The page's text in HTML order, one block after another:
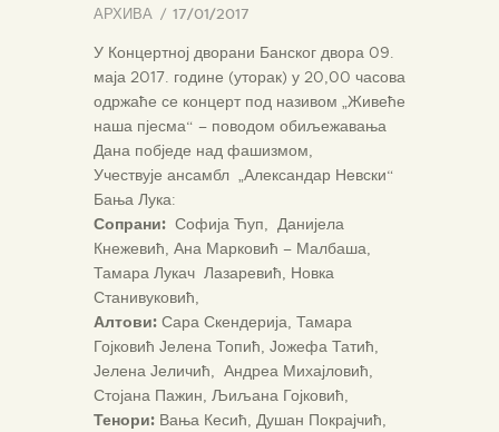
АРХИВА 17/01/2017
У Концертној дворани Банског двора 09.
маја 2017. године (уторак) у 20,00 часова
одржаће се концерт под називом „Живеће
наша пјесма“ – поводом обиљежавања
Дана побједе над фашизмом,
Учествује ансамбл „Александар Невски“
Бања Лука:
Сопрани: Софија Ћуп, Данијела
Кнежевић, Ана Марковић – Малбаша,
Тамара Лукач Лазаревић, Новка
Станивуковић,
Алтови: Сара Скендерија, Тамара
Гојковић Јелена Топић, Јожефа Татић,
Јелена Јеличић, Андреа Михајловић,
Стојана Пажин, Љиљана Гојковић,
Тенори: Вања Кесић, Душан Покрајчић,